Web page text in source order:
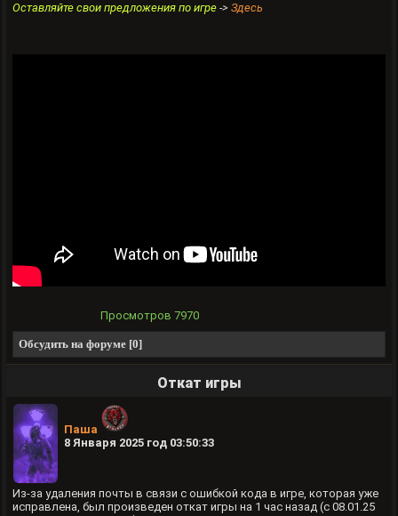
Оставляйте свои предложения по игре -> Здесь
Просмотров 7970
Обсудить на форуме [0]
Откат игры
Паша
8 Января 2025 год 03:50:33
Из-за удаления почты в связи с ошибкой кода в игре, которая уже
исправлена, был произведен откат игры на 1 час назад (с 08.01.25